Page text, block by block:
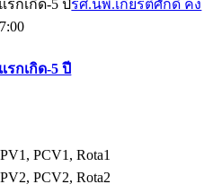
กเกิด-5 ปีรศ.นพ.เกียรติศักดิ์ คง
กเกิด-5 ปี
PCV1, Rota1
PCV2, Rota2